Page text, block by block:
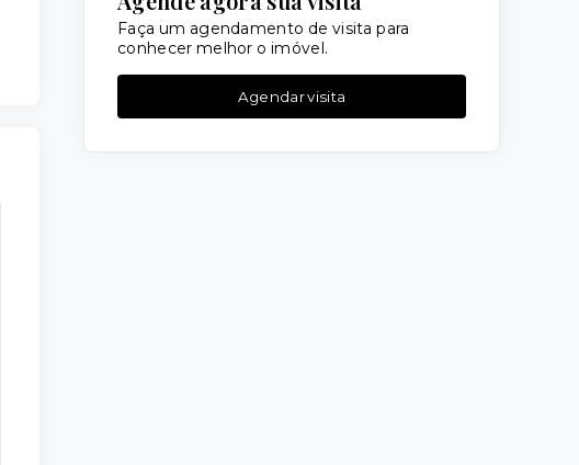
Faça um agendamento de visita para
conhecer melhor o imóvel.
Agendar visita